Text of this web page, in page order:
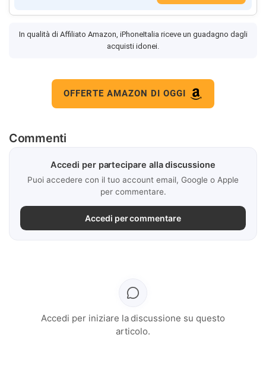
In qualità di Affiliato Amazon, iPhoneItalia riceve un guadagno dagli
acquisti idonei.
OFFERTE AMAZON DI OGGI
Commenti
Accedi per partecipare alla discussione
Puoi accedere con il tuo account email, Google o Apple
per commentare.
Accedi per commentare
Accedi per iniziare la discussione su questo
articolo.